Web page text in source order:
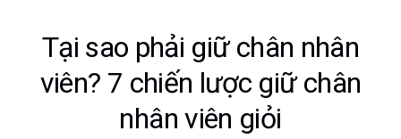
Tại sao phải giữ chân nhân
viên? 7 chiến lược giữ chân
nhân viên giỏi